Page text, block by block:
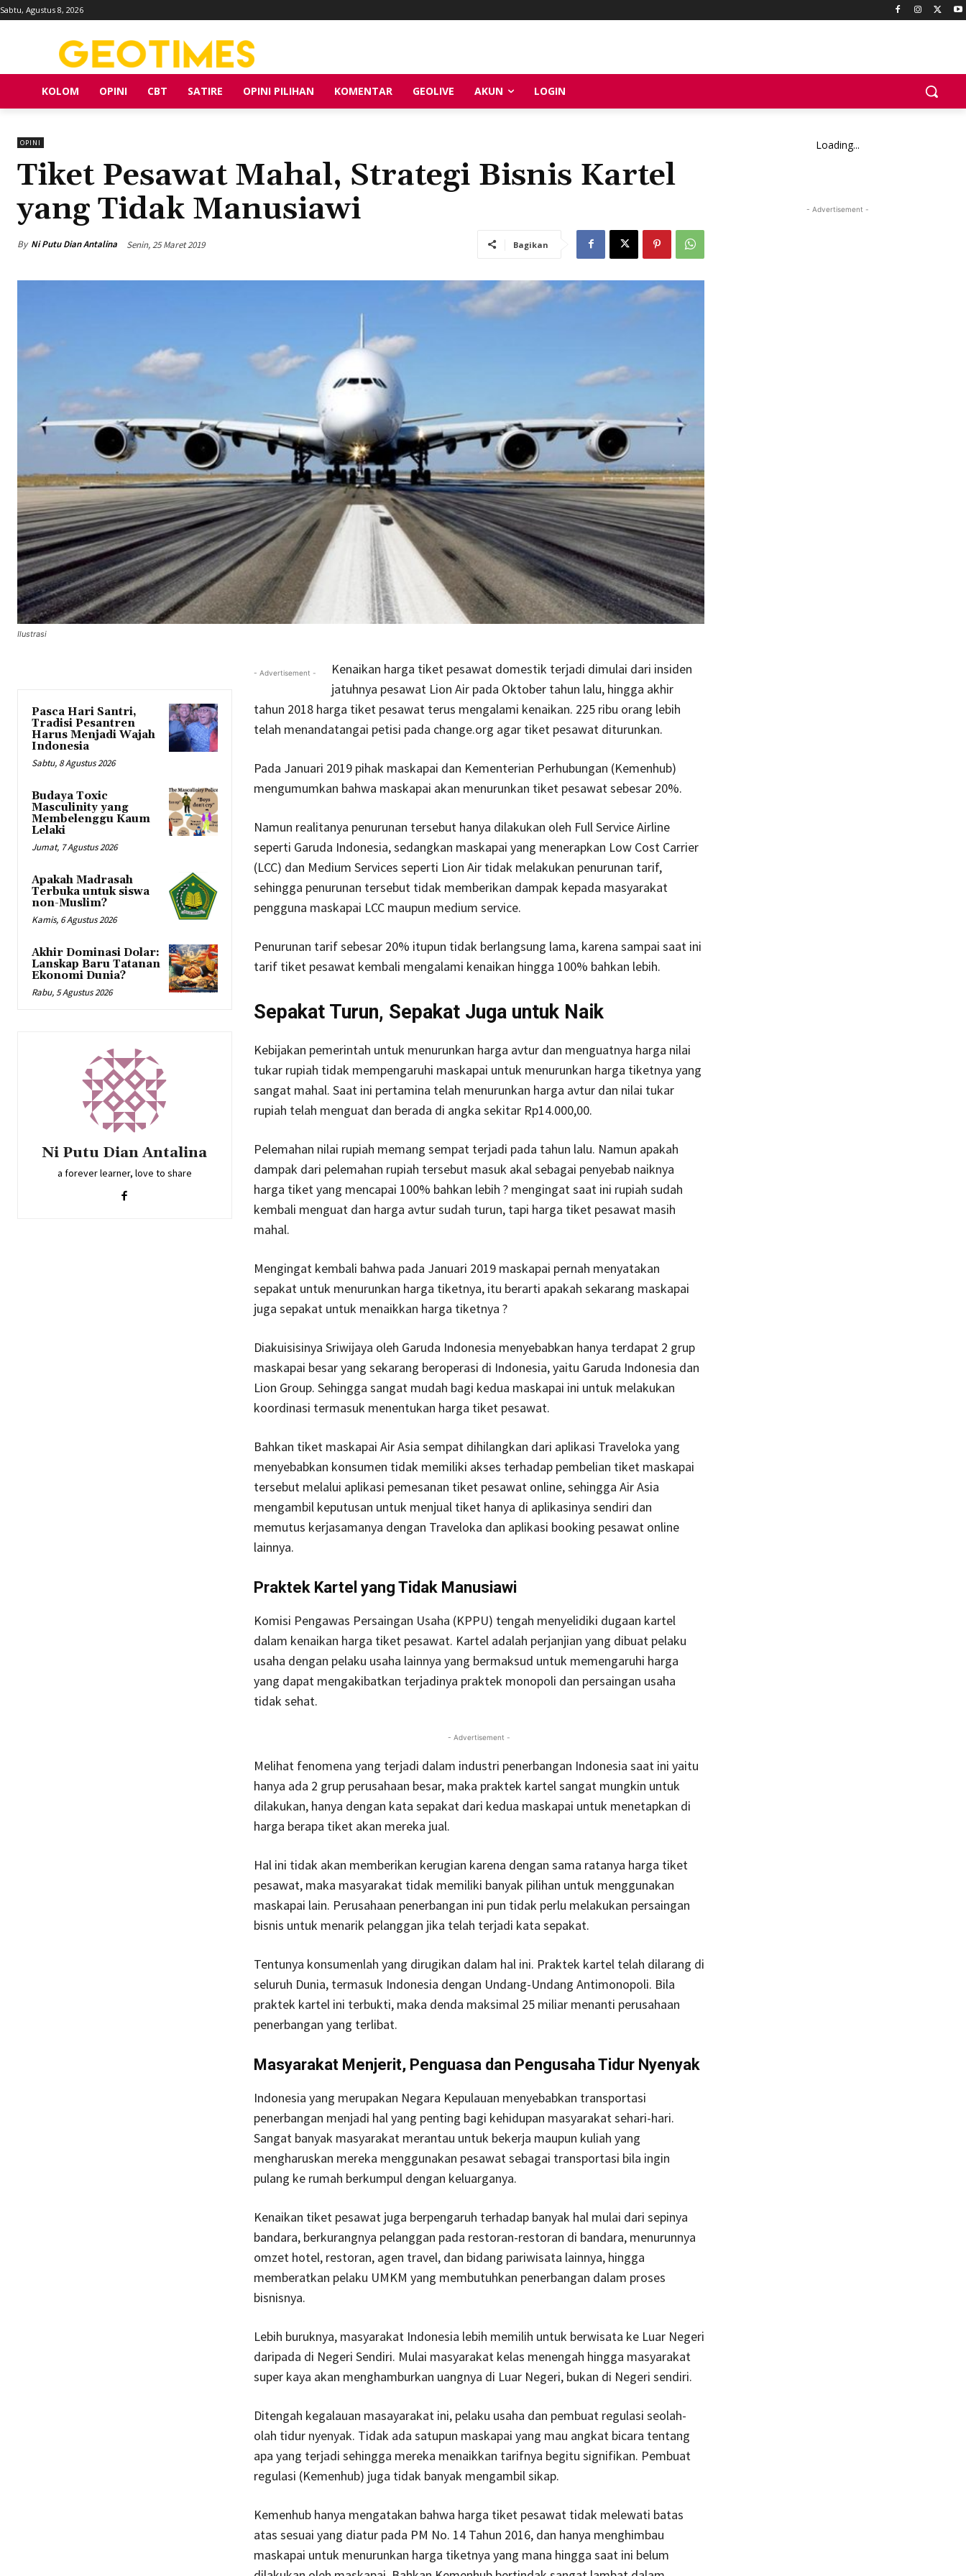
Sabtu, Agustus 8, 2026
KOLOM OPINI CBT SATIRE OPINI PILIHAN KOMENTAR GEOLIVE AKUN LOGIN
OPINI
Tiket Pesawat Mahal, Strategi Bisnis Kartel
yang Tidak Manusiawi
By Ni Putu Dian Antalina Senin, 25 Maret 2019 Bagikan
Ilustrasi
Pasca Hari Santri,
Tradisi Pesantren
Harus Menjadi Wajah
Indonesia
Sabtu, 8 Agustus 2026
Budaya Toxic
Masculinity yang
Membelenggu Kaum
Lelaki
Jumat, 7 Agustus 2026
Apakah Madrasah
Terbuka untuk siswa
non-Muslim?
Kamis, 6 Agustus 2026
Akhir Dominasi Dolar:
Lanskap Baru Tatanan
Ekonomi Dunia?
Rabu, 5 Agustus 2026
Ni Putu Dian Antalina
a forever learner, love to share
- Advertisement -
Kenaikan harga tiket pesawat domestik terjadi dimulai dari insiden
jatuhnya pesawat Lion Air pada Oktober tahun lalu, hingga akhir
tahun 2018 harga tiket pesawat terus mengalami kenaikan. 225 ribu orang lebih
telah menandatangai petisi pada change.org agar tiket pesawat diturunkan.
Pada Januari 2019 pihak maskapai dan Kementerian Perhubungan (Kemenhub)
mengumumkan bahwa maskapai akan menurunkan tiket pesawat sebesar 20%.
Namun realitanya penurunan tersebut hanya dilakukan oleh Full Service Airline
seperti Garuda Indonesia, sedangkan maskapai yang menerapkan Low Cost Carrier
(LCC) dan Medium Services seperti Lion Air tidak melakukan penurunan tarif,
sehingga penurunan tersebut tidak memberikan dampak kepada masyarakat
pengguna maskapai LCC maupun medium service.
Penurunan tarif sebesar 20% itupun tidak berlangsung lama, karena sampai saat ini
tarif tiket pesawat kembali mengalami kenaikan hingga 100% bahkan lebih.
Sepakat Turun, Sepakat Juga untuk Naik
Kebijakan pemerintah untuk menurunkan harga avtur dan menguatnya harga nilai
tukar rupiah tidak mempengaruhi maskapai untuk menurunkan harga tiketnya yang
sangat mahal. Saat ini pertamina telah menurunkan harga avtur dan nilai tukar
rupiah telah menguat dan berada di angka sekitar Rp14.000,00.
Pelemahan nilai rupiah memang sempat terjadi pada tahun lalu. Namun apakah
dampak dari pelemahan rupiah tersebut masuk akal sebagai penyebab naiknya
harga tiket yang mencapai 100% bahkan lebih ? mengingat saat ini rupiah sudah
kembali menguat dan harga avtur sudah turun, tapi harga tiket pesawat masih
mahal.
Mengingat kembali bahwa pada Januari 2019 maskapai pernah menyatakan
sepakat untuk menurunkan harga tiketnya, itu berarti apakah sekarang maskapai
juga sepakat untuk menaikkan harga tiketnya ?
Diakuisisinya Sriwijaya oleh Garuda Indonesia menyebabkan hanya terdapat 2 grup
maskapai besar yang sekarang beroperasi di Indonesia, yaitu Garuda Indonesia dan
Lion Group. Sehingga sangat mudah bagi kedua maskapai ini untuk melakukan
koordinasi termasuk menentukan harga tiket pesawat.
Bahkan tiket maskapai Air Asia sempat dihilangkan dari aplikasi Traveloka yang
menyebabkan konsumen tidak memiliki akses terhadap pembelian tiket maskapai
tersebut melalui aplikasi pemesanan tiket pesawat online, sehingga Air Asia
mengambil keputusan untuk menjual tiket hanya di aplikasinya sendiri dan
memutus kerjasamanya dengan Traveloka dan aplikasi booking pesawat online
lainnya.
Praktek Kartel yang Tidak Manusiawi
Komisi Pengawas Persaingan Usaha (KPPU) tengah menyelidiki dugaan kartel
dalam kenaikan harga tiket pesawat. Kartel adalah perjanjian yang dibuat pelaku
usaha dengan pelaku usaha lainnya yang bermaksud untuk memengaruhi harga
yang dapat mengakibatkan terjadinya praktek monopoli dan persaingan usaha
tidak sehat.
- Advertisement -
Melihat fenomena yang terjadi dalam industri penerbangan Indonesia saat ini yaitu
hanya ada 2 grup perusahaan besar, maka praktek kartel sangat mungkin untuk
dilakukan, hanya dengan kata sepakat dari kedua maskapai untuk menetapkan di
harga berapa tiket akan mereka jual.
Hal ini tidak akan memberikan kerugian karena dengan sama ratanya harga tiket
pesawat, maka masyarakat tidak memiliki banyak pilihan untuk menggunakan
maskapai lain. Perusahaan penerbangan ini pun tidak perlu melakukan persaingan
bisnis untuk menarik pelanggan jika telah terjadi kata sepakat.
Tentunya konsumenlah yang dirugikan dalam hal ini. Praktek kartel telah dilarang di
seluruh Dunia, termasuk Indonesia dengan Undang-Undang Antimonopoli. Bila
praktek kartel ini terbukti, maka denda maksimal 25 miliar menanti perusahaan
penerbangan yang terlibat.
Masyarakat Menjerit, Penguasa dan Pengusaha Tidur Nyenyak
Indonesia yang merupakan Negara Kepulauan menyebabkan transportasi
penerbangan menjadi hal yang penting bagi kehidupan masyarakat sehari-hari.
Sangat banyak masyarakat merantau untuk bekerja maupun kuliah yang
mengharuskan mereka menggunakan pesawat sebagai transportasi bila ingin
pulang ke rumah berkumpul dengan keluarganya.
Kenaikan tiket pesawat juga berpengaruh terhadap banyak hal mulai dari sepinya
bandara, berkurangnya pelanggan pada restoran-restoran di bandara, menurunnya
omzet hotel, restoran, agen travel, dan bidang pariwisata lainnya, hingga
memberatkan pelaku UMKM yang membutuhkan penerbangan dalam proses
bisnisnya.
Lebih buruknya, masyarakat Indonesia lebih memilih untuk berwisata ke Luar Negeri
daripada di Negeri Sendiri. Mulai masyarakat kelas menengah hingga masyarakat
super kaya akan menghamburkan uangnya di Luar Negeri, bukan di Negeri sendiri.
Ditengah kegalauan masayarakat ini, pelaku usaha dan pembuat regulasi seolah-
olah tidur nyenyak. Tidak ada satupun maskapai yang mau angkat bicara tentang
apa yang terjadi sehingga mereka menaikkan tarifnya begitu signifikan. Pembuat
regulasi (Kemenhub) juga tidak banyak mengambil sikap.
Kemenhub hanya mengatakan bahwa harga tiket pesawat tidak melewati batas
atas sesuai yang diatur pada PM No. 14 Tahun 2016, dan hanya menghimbau
maskapai untuk menurunkan harga tiketnya yang mana hingga saat ini belum
Loading...
- Advertisement -